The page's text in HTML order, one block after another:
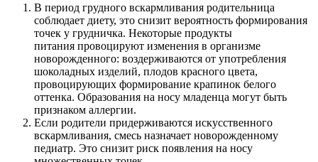
В период грудного вскармливания родительница
соблюдает диету, это снизит вероятность формирования
точек у грудничка. Некоторые продукты
питания провоцируют изменения в организме
новорожденного: воздерживаются от употребления
шоколадных изделий, плодов красного цвета,
провоцирующих формирование крапинок белого
оттенка. Образования на носу младенца могут быть
признаком аллергии.
Если родители придерживаются искусственного
вскармливания, смесь назначает новорожденному
педиатр. Это снизит риск появления на носу